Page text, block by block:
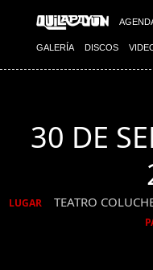
GALERÍA DISCOS
30 DE
LUGAR TEATRO